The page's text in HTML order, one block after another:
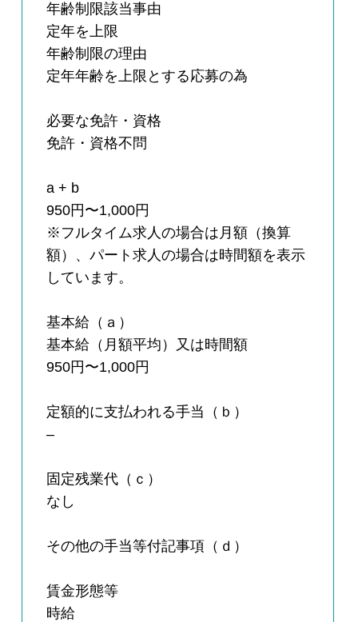
年齢制限該当事由
定年を上限
年齢制限の理由
定年年齢を上限とする応募の為
必要な免許・資格
免許・資格不問
a + b
950円〜1,000円
※フルタイム求人の場合は月額（換算
額）、パート求人の場合は時間額を表示
しています。
基本給（ａ）
基本給（月額平均）又は時間額
950円〜1,000円
定額的に支払われる手当（ｂ）
–
固定残業代（ｃ）
なし
その他の手当等付記事項（ｄ）
賃金形態等
時給